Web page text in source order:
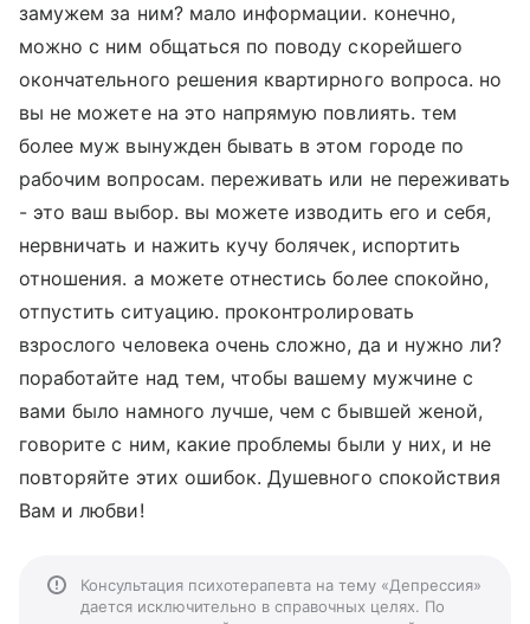
замужем за ним? мало информации. конечно,
можно с ним общаться по поводу скорейшего
окончательного решения квартирного вопроса. но
вы не можете на это напрямую повлиять. тем
более муж вынужден бывать в этом городе по
рабочим вопросам. переживать или не переживать
- это ваш выбор. вы можете изводить его и себя,
нервничать и нажить кучу болячек, испортить
отношения. а можете отнестись более спокойно,
отпустить ситуацию. проконтролировать
взрослого человека очень сложно, да и нужно ли?
поработайте над тем, чтобы вашему мужчине с
вами было намного лучше, чем с бывшей женой,
говорите с ним, какие проблемы были у них, и не
повторяйте этих ошибок. Душевного спокойствия
Вам и любви!
Консультация психотерапевта на тему «Депрессия»
дается исключительно в справочных целях. По